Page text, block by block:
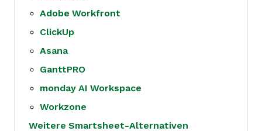
Adobe Workfront
ClickUp
Asana
GanttPRO
monday AI Workspace
Workzone
Weitere Smartsheet-Alternativen